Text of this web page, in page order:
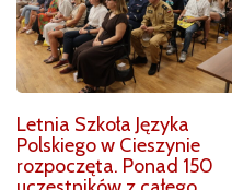
Letnia Szkoła Języka
Polskiego w Cieszynie
rozpoczęta. Ponad 150